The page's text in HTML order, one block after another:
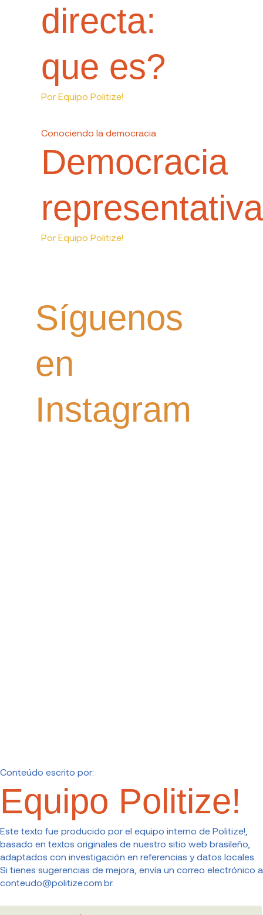
directa:
que es?
Por Equipo Politize!
Conociendo la democracia
Democracia
representativa
Por Equipo Politize!
Síguenos
en
Instagram
Conteúdo escrito por:
Equipo Politize!
Este texto fue producido por el equipo interno de Politize!,
basado en textos originales de nuestro sitio web brasileño,
adaptados con investigación en referencias y datos locales.
Si tienes sugerencias de mejora, envía un correo electrónico a
conteudo@politize.com.br.